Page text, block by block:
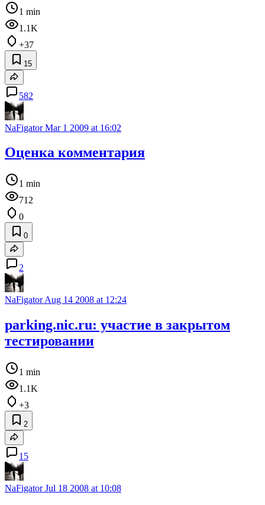
1 min
1.1K
+37
15
582
NaFigatorMar 1 2009 at 16:02
Оценка комментария
1 min
712
0
0
2
NaFigatorAug 14 2008 at 12:24
parking.nic.ru: участие в закрытом
тестировании
1 min
1.1K
+3
2
15
NaFigatorJul 18 2008 at 10:08